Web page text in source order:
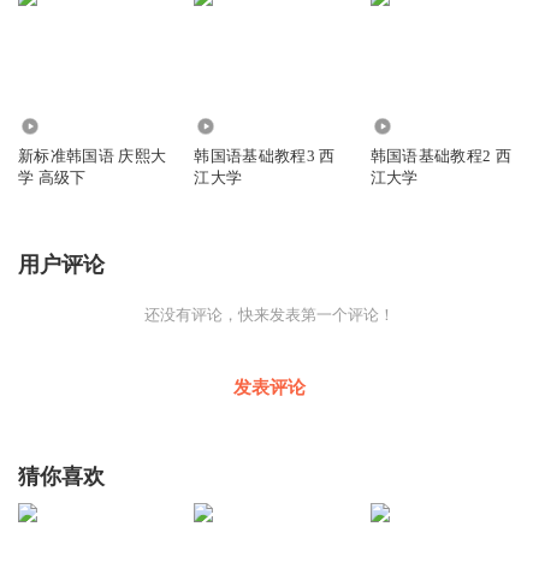
新标准韩国语 庆熙大
学 高级下
韩国语基础教程3 西
江大学
韩国语基础教程2 西
江大学
用户评论
还没有评论，快来发表第一个评论！
发表评论
猜你喜欢